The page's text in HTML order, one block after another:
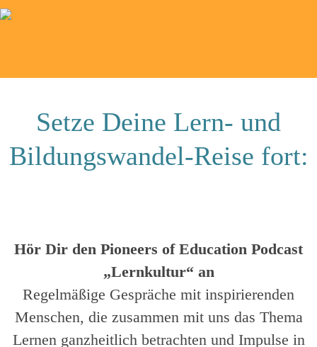
Setze Deine Lern- und
Bildungswandel-Reise fort:
Hör Dir den Pioneers of Education Podcast
„Lernkultur“ an
Regelmäßige Gespräche mit inspirierenden
Menschen, die zusammen mit uns das Thema
Lernen ganzheitlich betrachten und Impulse in